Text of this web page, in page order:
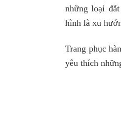
những loại
hình là xu
Trang phục
yêu thích